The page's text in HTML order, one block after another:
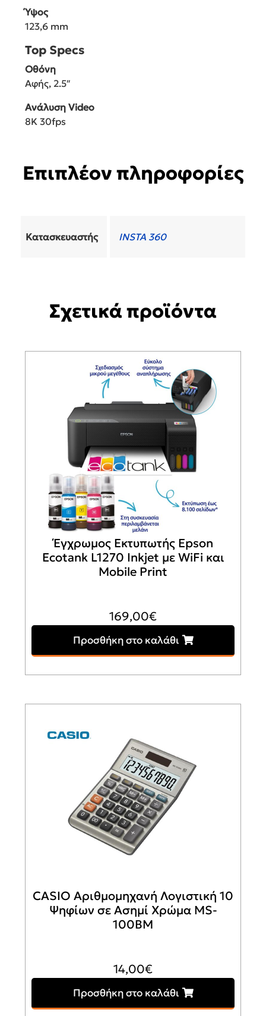
Ύψος
123,6 mm
Top Specs
Οθόνη
Αφής, 2.5″
Ανάλυση Video
8K 30fps
Επιπλέον πληροφορίες
Κατασκευαστής INSTA 360
Σχετικά προϊόντα
Έγχρωμoς Εκτυπωτής Epson
Ecotank L1270 Inkjet με WiFi και
Mobile Print
169,00€
Προσθήκη στο καλάθι
CASIO Αριθμομηχανή Λογιστική 10
Ψηφίων σε Ασημί Χρώμα MS-
100BM
14,00€
Προσθήκη στο καλάθι